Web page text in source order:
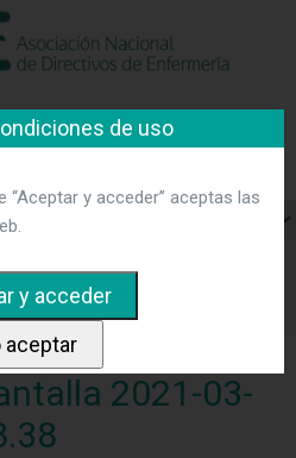
Nacional de
en salud. Portugal, febrero
2021-03-01 a las 21.38.38
2021-03-
de uso
y acceder” aceptas las